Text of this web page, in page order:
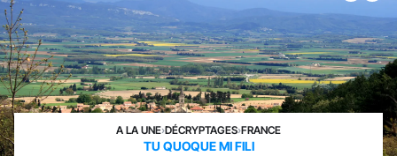
A LA UNE›DÉCRYPTAGES›FRANCE
TU QUOQUE MI FILI